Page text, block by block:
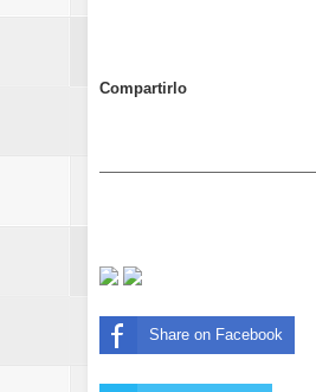
Compartirlo
Share on Facebook